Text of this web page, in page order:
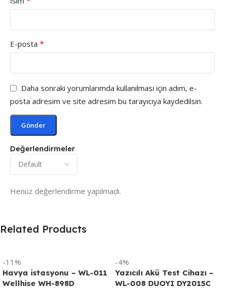
Değerlendirmeler
Henüz değerlendirme yapılmadı.
E-posta *
Daha sonraki yorumlarımda kullanılması için adım, e-
posta adresim ve site adresim bu tarayıcıya kaydedilsin.
Related Products
-11%
Havya istasyonu – WL-011
Wellhise WH-898D
-4%
Yazıcılı Akü Test Cihazı –
WL-008 DUOYI DY2015C